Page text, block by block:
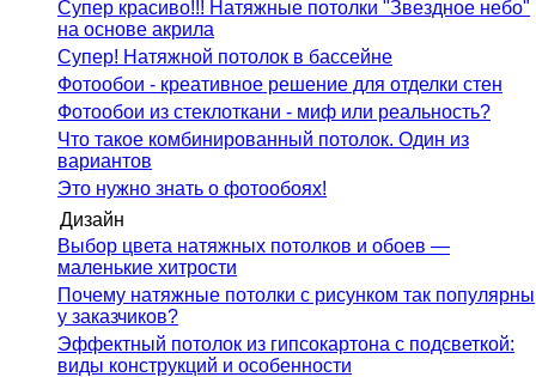
Супер красиво!!! Натяжные потолки "Звездное небо"
на основе акрила
Супер! Натяжной потолок в бассейне
Фотообои - креативное решение для отделки стен
Фотообои из стеклоткани - миф или реальность?
Что такое комбинированный потолок. Один из
вариантов
Это нужно знать о фотообоях!
Дизайн
Выбор цвета натяжных потолков и обоев —
маленькие хитрости
Почему натяжные потолки с рисунком так популярны
у заказчиков?
Эффектный потолок из гипсокартона с подсветкой:
виды конструкций и особенности